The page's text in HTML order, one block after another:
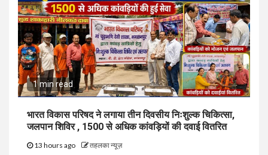
1 min read
भारत विकास परिषद ने लगाया तीन दिवसीय निःशुल्क चिकित्सा,
जलपान शिविर , 1500 से अधिक कांवड़ियों की दवाई वितरित
13 hours ago तहलका न्यूज़